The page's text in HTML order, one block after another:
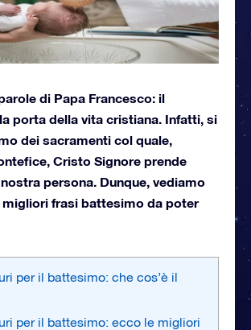
di Papa Francesco: il
porta della vita cristiana. Infatti, si
dei sacramenti col quale,
Cristo Signore prende
persona. Dunque, vediamo
migliori frasi battesimo da poter
per il battesimo: che cos’è il
per il battesimo: ecco le migliori